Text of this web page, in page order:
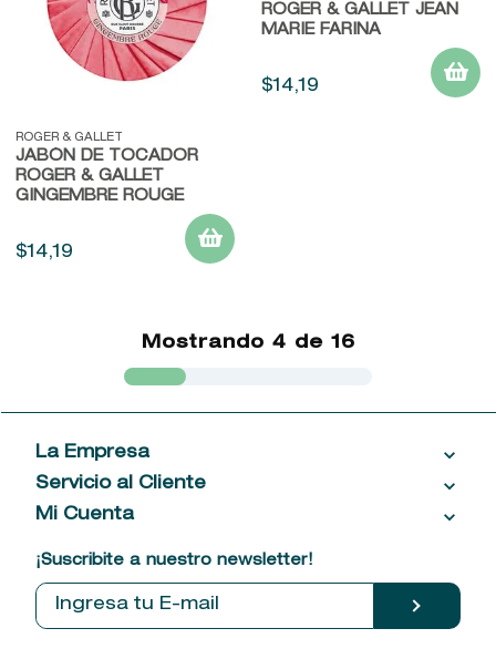
ROGER & GALLET
JABÓN DE TOCADOR
ROGER & GALLET
GINGEMBRE ROUGE
$14,19
ROGER & GALLET JEAN
MARIE FARINA
$14,19
Mostrando 4 de 16
La Empresa
Acerca de las Fragancias
Ventas al por mayor
Política de entrega
Tiendas
Servicio al Cliente
Contáctanos
Comprobantes electrónicos
Mi Cuenta
¡Suscribite a nuestro newsletter!